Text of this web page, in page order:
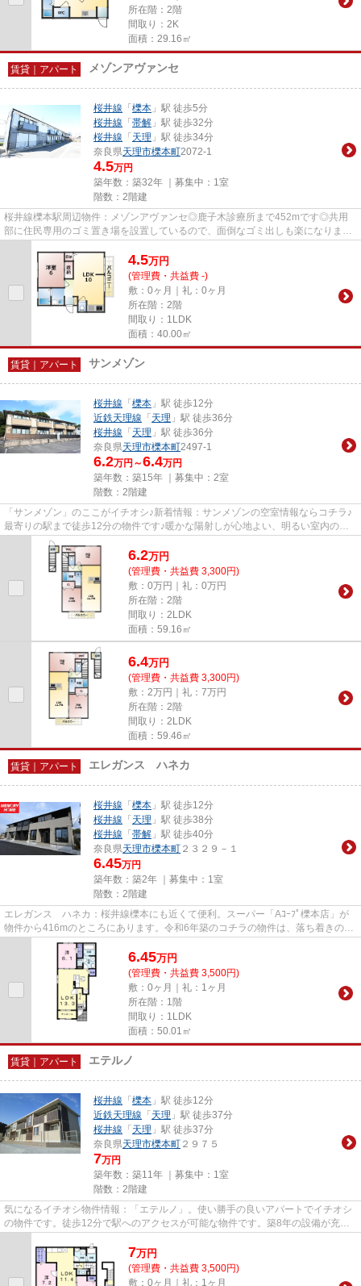
所在階：2階
間取り：2K
面積：29.16㎡
賃貸｜アパート メゾンアヴァンセ
桜井線 「 櫟本 」駅 徒歩5分
桜井線 「 帯解 」駅 徒歩32分
桜井線 「 天理 」駅 徒歩34分
奈良県天理市櫟本町2072-1
4.5万円
築年数：築32年 ｜募集中： 1室
階数：2階建
桜井線櫟本駅周辺物件：メゾンアヴァンセ◎鹿子木診療所まで452mです◎共用
部に住民専用のゴミ置き場を設置しているので、面倒なゴミ出しも楽になります
4.5万円
(管理費・共益費 -)
敷：0ヶ月｜礼：0ヶ月
所在階：2階
間取り：1LDK
面積：40.00㎡
賃貸｜アパート サンメゾン
桜井線 「 櫟本 」駅 徒歩12分
近鉄天理線 「 天理 」駅 徒歩36分
桜井線 「 天理 」駅 徒歩36分
奈良県天理市櫟本町2497-1
6.2万円～6.4万円
築年数：築15年 ｜募集中： 2室
階数：2階建
「サンメゾン」のここがイチオシ♪新着情報：サンメゾンの空室情報ならコチラ♪
最寄りの駅まで徒歩12分の物件です♪暖かな陽射しが心地よい、明るい室内の物
件です♪天理市にある賃貸情報...
6.2万円
(管理費・共益費 3,300円)
敷：0万円｜礼：0万円
所在階：2階
間取り：2LDK
面積：59.16㎡
6.4万円
(管理費・共益費 3,300円)
敷：2万円｜礼：7万円
所在階：2階
間取り：2LDK
面積：59.46㎡
賃貸｜アパート エレガンス ハネカ
桜井線 「 櫟本 」駅 徒歩12分
桜井線 「 天理 」駅 徒歩38分
桜井線 「 帯解 」駅 徒歩40分
奈良県天理市櫟本町 ２３２９－１
6.45万円
築年数：築2年 ｜募集中： 1室
階数：2階建
エレガンス ハネカ：桜井線櫟本にも近くて便利。スーパー「Aｺｰﾌﾟ櫟本店」が
物件から416mのところにあります。令和6年築のコチラの物件は、落ち着きのあ
る室内が魅力的です。あると使...
6.45万円
(管理費・共益費 3,500円)
敷：0ヶ月｜礼：1ヶ月
所在階：1階
間取り：1LDK
面積：50.01㎡
賃貸｜アパート エテルノ
桜井線 「 櫟本 」駅 徒歩12分
近鉄天理線 「 天理 」駅 徒歩37分
桜井線 「 天理 」駅 徒歩37分
奈良県天理市櫟本町 ２９７５
7万円
築年数：築11年 ｜募集中： 1室
階数：2階建
気になるイチオシ物件情報：「エテルノ」。使い勝手の良いアパートでイチオシ
の物件です。徒歩12分で駅へのアクセスが可能な物件です。築8年の設備が充実
7万円
(管理費・共益費 3,500円)
敷：0ヶ月｜礼：1ヶ月